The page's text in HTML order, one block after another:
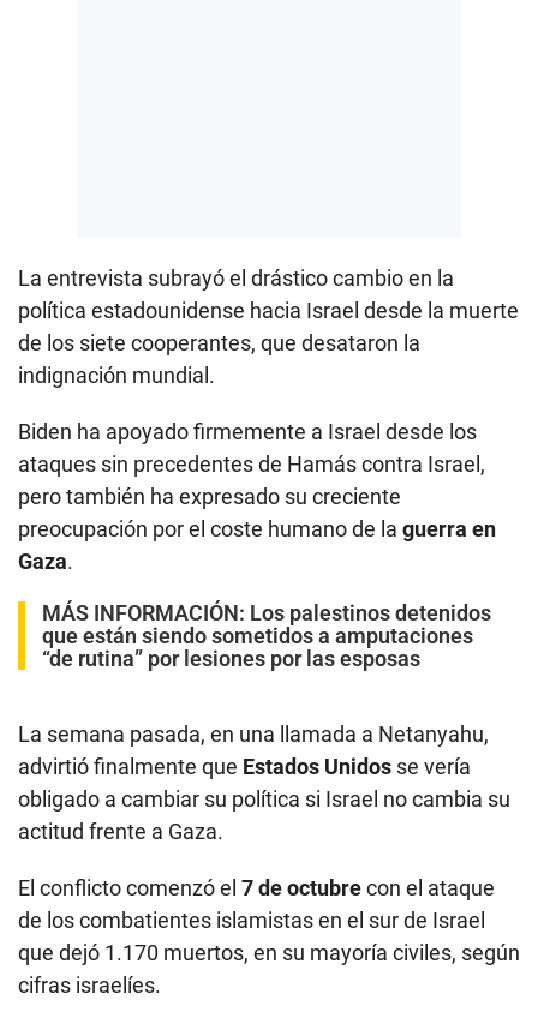
La entrevista subrayó el drástico cambio en la
política estadounidense hacia Israel desde la muerte
de los siete cooperantes, que desataron la
indignación mundial.
Biden ha apoyado firmemente a Israel desde los
ataques sin precedentes de Hamás contra Israel,
pero también ha expresado su creciente
preocupación por el coste humano de la guerra en
Gaza.
MÁS INFORMACIÓN: Los palestinos detenidos
que están siendo sometidos a amputaciones
“de rutina” por lesiones por las esposas
La semana pasada, en una llamada a Netanyahu,
advirtió finalmente que Estados Unidos se vería
obligado a cambiar su política si Israel no cambia su
actitud frente a Gaza.
El conflicto comenzó el 7 de octubrecon el ataque
de los combatientes islamistas en el sur de Israel
que dejó 1.170 muertos, en su mayoría civiles, según
cifras israelíes.